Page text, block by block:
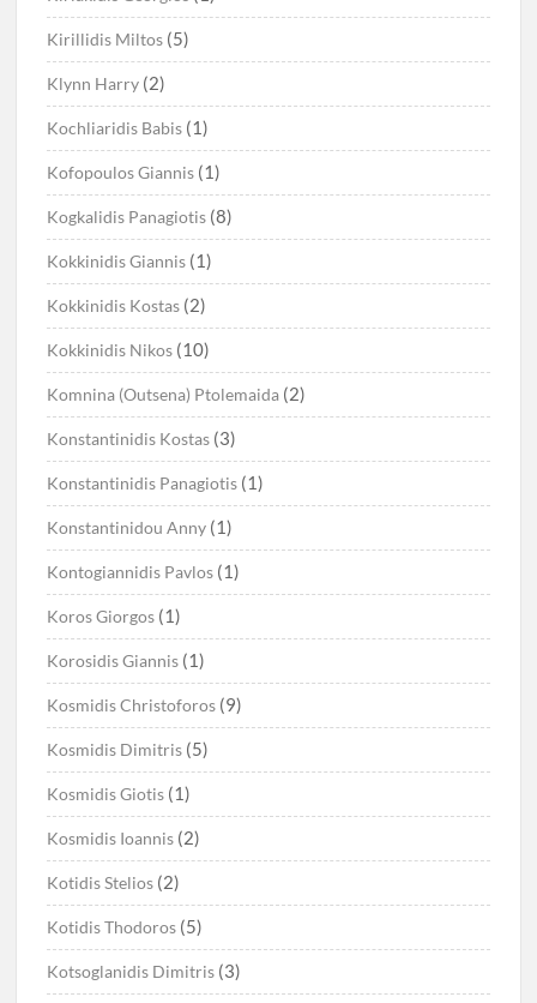
Kirillidis Miltos (5)
Klynn Harry (2)
Kochliaridis Babis (1)
Kofopoulos Giannis (1)
Kogkalidis Panagiotis (8)
Kokkinidis Giannis (1)
Kokkinidis Kostas (2)
Kokkinidis Nikos (10)
Komnina (Outsena) Ptolemaida (2)
Konstantinidis Kostas (3)
Konstantinidis Panagiotis (1)
Konstantinidou Anny (1)
Kontogiannidis Pavlos (1)
Koros Giorgos (1)
Korosidis Giannis (1)
Kosmidis Christoforos (9)
Kosmidis Dimitris (5)
Kosmidis Giotis (1)
Kosmidis Ioannis (2)
Kotidis Stelios (2)
Kotidis Thodoros (5)
Kotsoglanidis Dimitris (3)